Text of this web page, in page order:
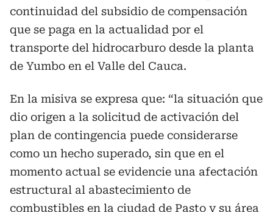
continuidad del subsidio de compensación
que se paga en la actualidad por el
transporte del hidrocarburo desde la planta
de Yumbo en el Valle del Cauca.
En la misiva se expresa que: “la situación que
dio origen a la solicitud de activación del
plan de contingencia puede considerarse
como un hecho superado, sin que en el
momento actual se evidencie una afectación
estructural al abastecimiento de
combustibles en la ciudad de Pasto y su área